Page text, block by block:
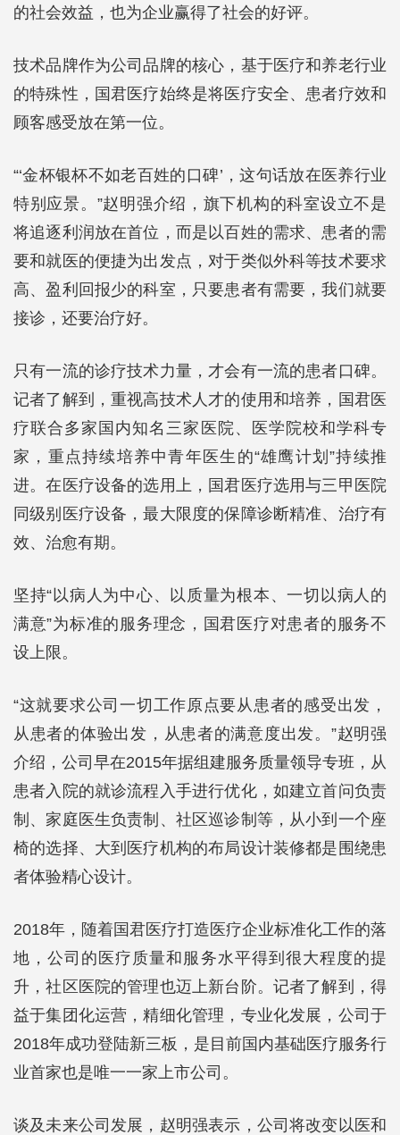
的社会效益，也为企业赢得了社会的好评。
技术品牌作为公司品牌的核心，基于医疗和养老行业
的特殊性，国君医疗始终是将医疗安全、患者疗效和
顾客感受放在第一位。
“‘金杯银杯不如老百姓的口碑’，这句话放在医养行业
特别应景。”赵明强介绍，旗下机构的科室设立不是
将追逐利润放在首位，而是以百姓的需求、患者的需
要和就医的便捷为出发点，对于类似外科等技术要求
高、盈利回报少的科室，只要患者有需要，我们就要
接诊，还要治疗好。
只有一流的诊疗技术力量，才会有一流的患者口碑。
记者了解到，重视高技术人才的使用和培养，国君医
疗联合多家国内知名三家医院、医学院校和学科专
家，重点持续培养中青年医生的“雄鹰计划”持续推
进。在医疗设备的选用上，国君医疗选用与三甲医院
同级别医疗设备，最大限度的保障诊断精准、治疗有
效、治愈有期。
坚持“以病人为中心、以质量为根本、一切以病人的
满意”为标准的服务理念，国君医疗对患者的服务不
设上限。
“这就要求公司一切工作原点要从患者的感受出发，
从患者的体验出发，从患者的满意度出发。”赵明强
介绍，公司早在2015年据组建服务质量领导专班，从
患者入院的就诊流程入手进行优化，如建立首问负责
制、家庭医生负责制、社区巡诊制等，从小到一个座
椅的选择、大到医疗机构的布局设计装修都是围绕患
者体验精心设计。
2018年，随着国君医疗打造医疗企业标准化工作的落
地，公司的医疗质量和服务水平得到很大程度的提
升，社区医院的管理也迈上新台阶。记者了解到，得
益于集团化运营，精细化管理，专业化发展，公司于
2018年成功登陆新三板，是目前国内基础医疗服务行
业首家也是唯一一家上市公司。
谈及未来公司发展，赵明强表示，公司将改变以医和